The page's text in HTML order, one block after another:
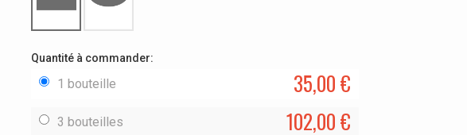
Quantité à commander:
1 bouteille 35,00 €
3 bouteilles 102,00 €